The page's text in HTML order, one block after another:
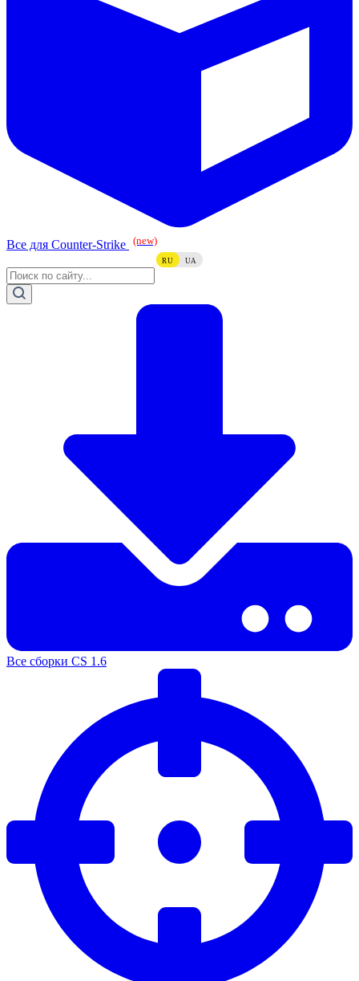
Все для Counter-Strike (new)
RU UA
Все сборки CS 1.6